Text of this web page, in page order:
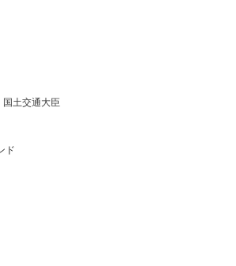
土交通大臣
ド